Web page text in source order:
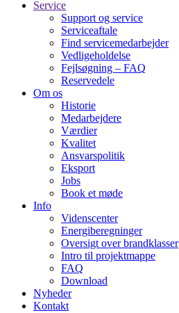
Service
Support og service
Serviceaftale
Find servicemedarbejder
Vedligeholdelse
Fejlsøgning – FAQ
Reservedele
Om os
Historie
Medarbejdere
Værdier
Kvalitet
Ansvarspolitik
Eksport
Jobs
Book et møde
Info
Videnscenter
Energiberegninger
Oversigt over brandklasser
Intro til projektmappe
FAQ
Download
Nyheder
Kontakt